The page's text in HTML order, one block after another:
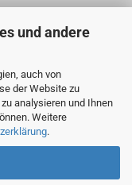
und andere
auch von
der Website zu
analysieren und Ihnen
Weitere
.